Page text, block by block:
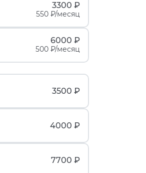
3300 ₽
550 ₽/месяц
6000 ₽
500 ₽/месяц
3500 ₽
4000 ₽
7700 ₽